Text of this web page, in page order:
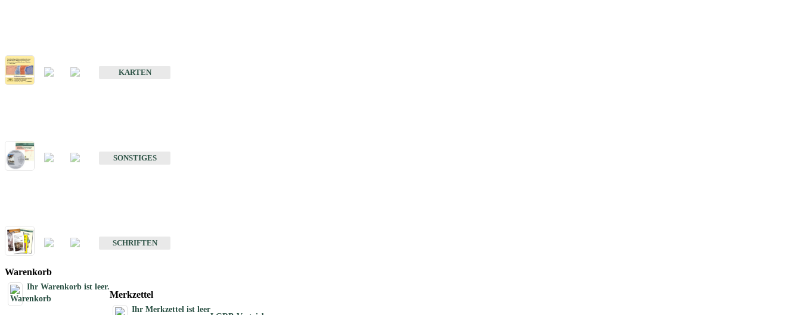
KARTEN
SONSTIGES
SCHRIFTEN
Warenkorb
Ihr Warenkorb ist leer.
Merkzettel
Ihr Merkzettel ist leer